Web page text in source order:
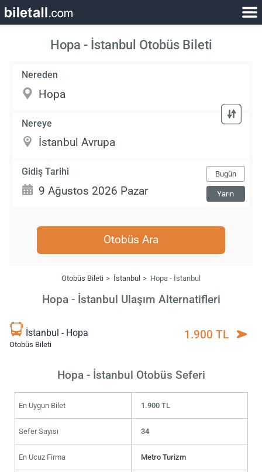
Hopa - İstanbul Otobüs Bileti
Nereden
Nereye
Gidiş Tarihi Bugün
Yarın
Otobüs Ara
Otobüs Bileti İstanbul Hopa - İstanbul
Hopa - İstanbul Ulaşım Alternatifleri
İstanbul - Hopa
Otobüs Bileti
1.900 TL
Hopa - İstanbul Otobüs Seferi
En Uygun Bilet 1.900 TL
Sefer Sayısı 34
En Ucuz Firma Metro Turizm